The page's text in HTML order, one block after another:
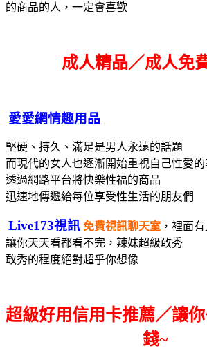
的商品的人，一定會喜歡
成人精品／成人免
愛愛網情趣用品
堅硬、持久、滿足是男人永遠的話題
而現代的女人也逐漸開始重視自己性愛
透過網路平台將快樂性福的商品
迅速地傳遞給每位享受性生活的朋友們
Live173視訊 免費視訊聊天室 ，裡面
讓你天天看都看不完，辣妹超級敢秀
敢秀的程度絕對超乎你想像
超級好用信用卡推薦／讓
錢~